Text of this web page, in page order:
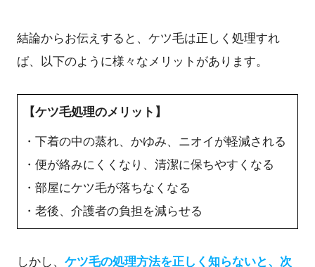
結論からお伝えすると、ケツ毛は正しく処理すれ
ば、以下のように様々なメリットがあります。
【ケツ毛処理のメリット】
・下着の中の蒸れ、かゆみ、ニオイが軽減される
・便が絡みにくくなり、清潔に保ちやすくなる
・部屋にケツ毛が落ちなくなる
・老後、介護者の負担を減らせる
しかし、 ケツ毛の処理方法を正しく知らないと、次